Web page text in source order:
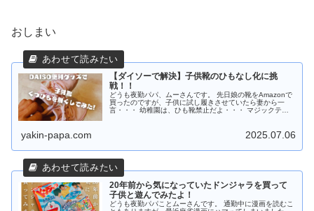
おしまい
【ダイソーで解決】子供靴のひもなし化に挑
戦！！
どうも夜勤パパ、ムーさんです。 先日娘の靴をAmazonで
買ったのですが、子供に試し履きさせていたら妻から一
言・・・ 幼稚園は、ひも靴禁止だよ・・・ マジックテー
yakin-papa.com 2025.07.06
20年前から気になっていたドンジャラを買って
子供と遊んでみたよ！
どうも夜勤パパことムーさんです。 通勤中に漫画を読むこ